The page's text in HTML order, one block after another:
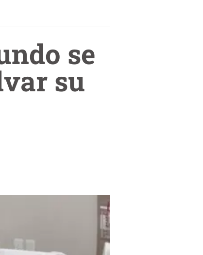
se
su